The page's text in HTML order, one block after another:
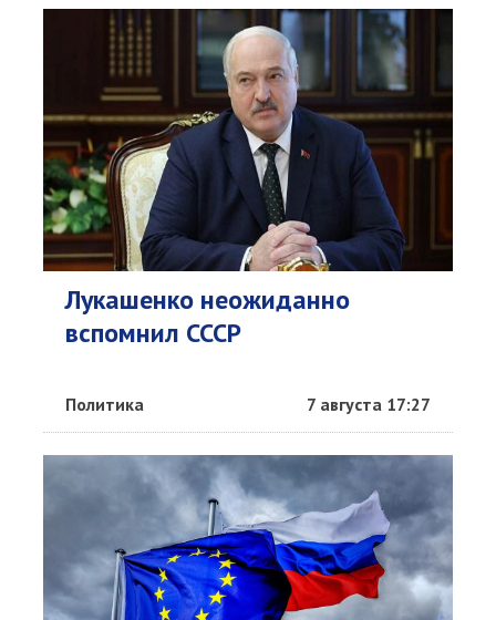
Лукашенко неожиданно
вспомнил СССР
Политика 7 августа 17:27